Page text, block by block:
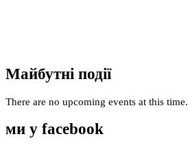
Майбутні події
There are no upcoming events at this time.
ми у facebook